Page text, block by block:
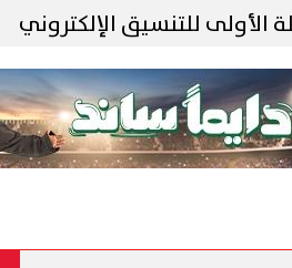
للتنسيق الإلكتروني